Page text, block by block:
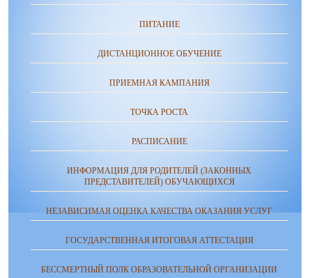
ПИТАНИЕ
ДИСТАНЦИОННОЕ ОБУЧЕНИЕ
ПРИЕМНАЯ КАМПАНИЯ
ТОЧКА РОСТА
РАСПИСАНИЕ
ИНФОРМАЦИЯ ДЛЯ РОДИТЕЛЕЙ (ЗАКОННЫХ
ПРЕДСТАВИТЕЛЕЙ) ОБУЧАЮЩИХСЯ
НЕЗАВИСИМАЯ ОЦЕНКА КАЧЕСТВА ОКАЗАНИЯ УСЛУГ
ГОСУДАРСТВЕННАЯ ИТОГОВАЯ АТТЕСТАЦИЯ
БЕССМЕРТНЫЙ ПОЛК ОБРАЗОВАТЕЛЬНОЙ ОРГАНИЗАЦИИ